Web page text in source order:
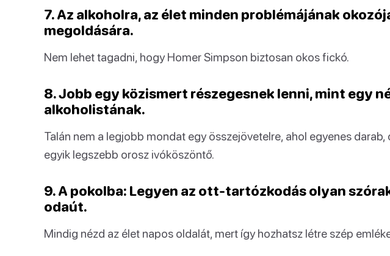
7. Az alkoholra, az élet minden problémájának
megoldására.
Nem lehet tagadni, hogy Homer Simpson biztosan okos fickó.
8. Jobb egy közismert részegesnek lenni, mint egy
alkoholistának.
Talán nem a legjobb mondat egy összejövetelre, ahol egyenes darab,
egyik legszebb orosz ivóköszöntő.
9. A pokolba: Legyen az ott-tartózkodás olyan
odaút.
Mindig nézd az élet napos oldalát, mert így hozhatsz létre szép